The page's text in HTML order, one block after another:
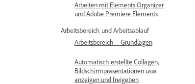
Arbeiten mit Elements Organizer
und Adobe Premiere Elements
Arbeitsbereich und Arbeitsablauf
Arbeitsbereich – Grundlagen
Automatisch erstellte Collagen,
Bildschirmpräsentationen usw.
anzeigen und freigeben